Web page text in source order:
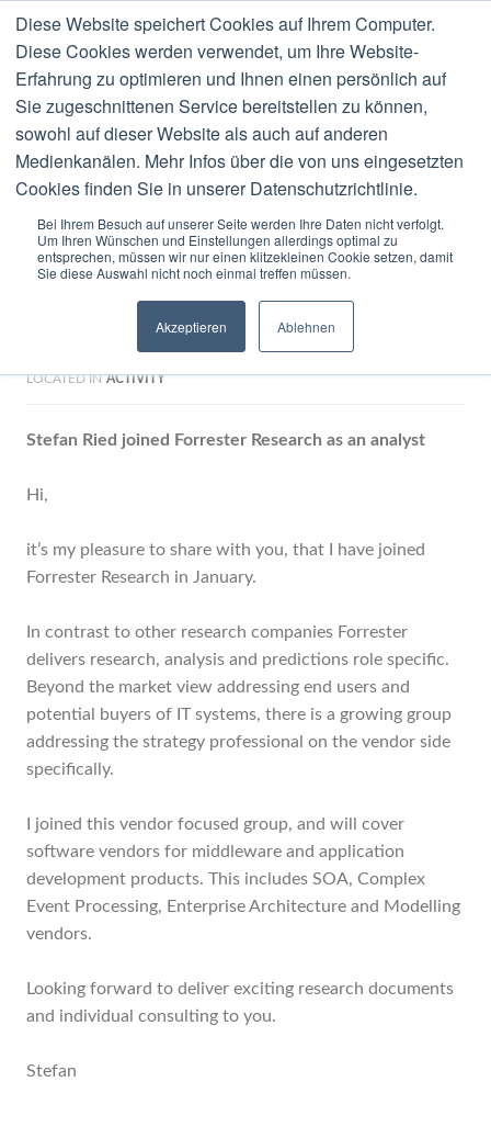
Diese Website speichert Cookies auf Ihrem Computer.
Diese Cookies werden verwendet, um Ihre Website-
Erfahrung zu optimieren und Ihnen einen persönlich auf
Sie zugeschnittenen Service bereitstellen zu können,
sowohl auf dieser Website als auch auf anderen
Medienkanälen. Mehr Infos über die von uns eingesetzten
Cookies finden Sie in unserer Datenschutzrichtlinie.
Bei Ihrem Besuch auf unserer Seite werden Ihre Daten nicht verfolgt.
Um Ihren Wünschen und Einstellungen allerdings optimal zu
entsprechen, müssen wir nur einen klitzekleinen Cookie setzen, damit
Sie diese Auswahl nicht noch einmal treffen müssen.
Akzeptieren Ablehnen
MENU
Blog
JANUARY162008 0 COMMENTS
Stefan Ried joining Forrester
Research
LOCATED IN ACTIVITY
Stefan Ried joined Forrester Research as an analyst
Hi,
it’s my pleasure to share with you, that I have joined
Forrester Research in January.
In contrast to other research companies Forrester
delivers research, analysis and predictions role specific.
Beyond the market view addressing end users and
potential buyers of IT systems, there is a growing group
addressing the strategy professional on the vendor side
specifically.
I joined this vendor focused group, and will cover
software vendors for middleware and application
development products. This includes SOA, Complex
Event Processing, Enterprise Architecture and Modelling
vendors.
Looking forward to deliver exciting research documents
and individual consulting to you.
Stefan